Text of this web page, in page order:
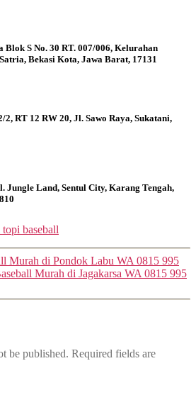
Blok S No. 30 RT. 007/006, Kelurahan
Bekasi Kota, Jawa Barat, 17131
RT 12 RW 20, Jl. Sawo Raya, Sukatani,
Jungle Land, Sentul City, Karang Tengah,
baseball
Murah di Pondok Labu WA 0815 995
Murah di Jagakarsa WA 0815 995
be published. Required fields are